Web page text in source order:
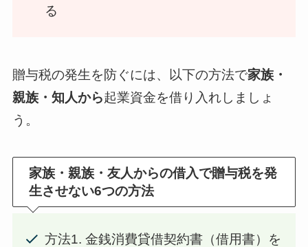
る
贈与税の発生を防ぐには、以下の方法で家族・
親族・知人から起業資金を借り入れしましょ
う。
家族・親族・友人からの借入で贈与税を発
生させない6つの方法
方法1. 金銭消費貸借契約書（借用書）を